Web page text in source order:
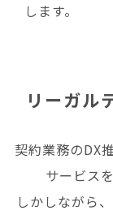
します。
リーガル
契約業務のDX
サービス
しかしながら